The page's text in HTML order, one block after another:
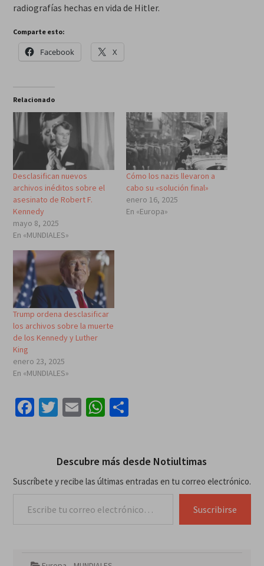
radiografías hechas en vida de Hitler.
Comparte esto:
Facebook X
Relacionado
Desclasifican nuevos
archivos inéditos sobre el
asesinato de Robert F.
Kennedy
mayo 8, 2025
En «MUNDIALES»
Cómo los nazis llevaron a
cabo su «solución final»
enero 16, 2025
En «Europa»
Trump ordena desclasificar
los archivos sobre la muerte
de los Kennedy y Luther
King
enero 23, 2025
En «MUNDIALES»
Facebook
Twitter
EmailWhatsApp
Compartir
Descubre más desde Notiultimas
Suscríbete y recibe las últimas entradas en tu correo electrónico.
Suscribirse